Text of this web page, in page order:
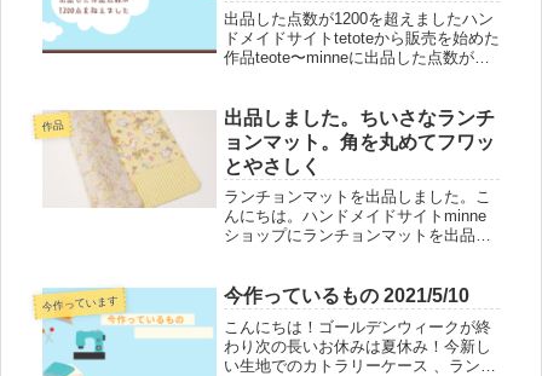
出品した点数が1200を超えましたハン
ドメイドサイトtetoteから販売を始めた
作品teote〜minneに出品した点数が
います。子供の成長とともに変わる作
るもの出品し...
作品
出品しました。ちいさなランチ
ョンマット。角を丸めてフワッ
とやさしく
ランチョンマットを出品しました。こ
んにちは。ハンドメイドサイトminne
ショップにランチョンマットを出品し
やシロクマがちょこんと乗っている生
地 コロコロさくらんぼピンクとブ...
今作っています 今作っているもの 2021/5/10
こんにちは！ゴールデンウィークが終
わり次の長いお休みは夏休み！今新し
い生地でのカトラリーケース 、ランチ